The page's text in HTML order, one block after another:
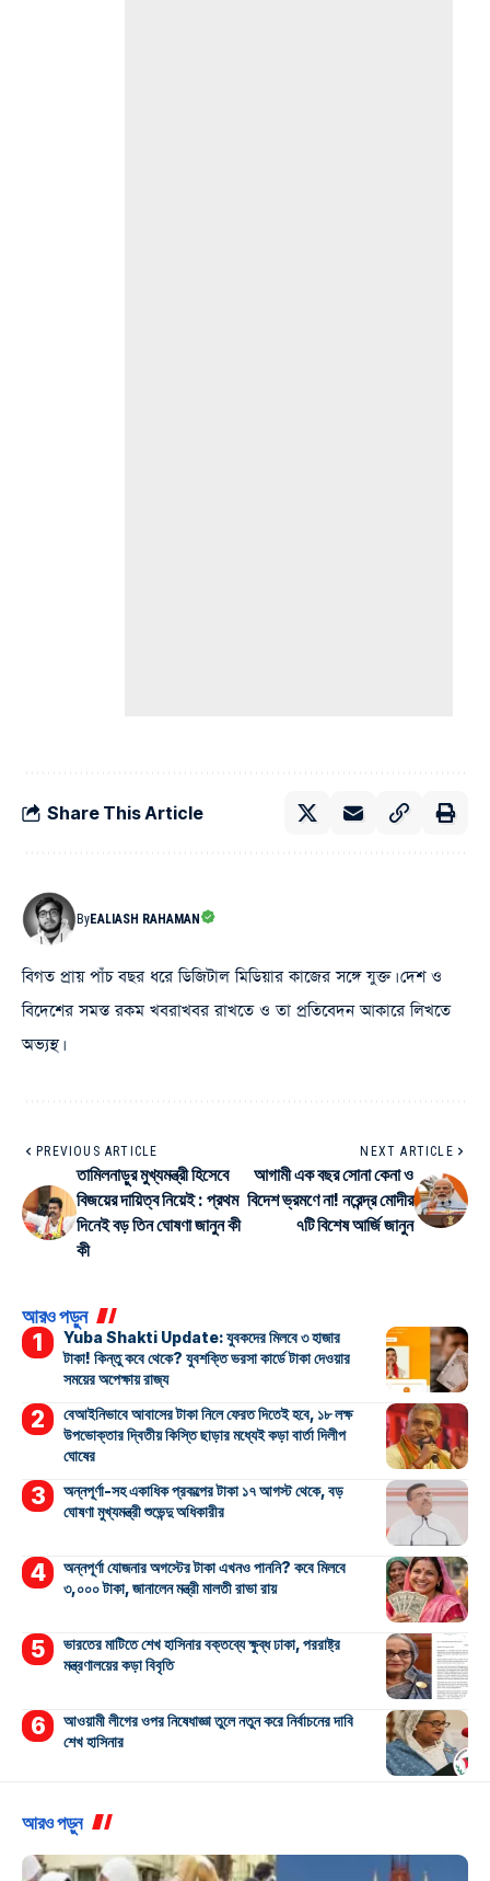
Share This Article
ByEALIASH RAHAMAN
বিগত প্রায় পাঁচ বছর ধরে ডিজিটাল মিডিয়ার কাজের সঙ্গে যুক্ত। দেশ ও
বিদেশের সমস্ত রকম খবরাখবর রাখতে ও তা প্রতিবেদন আকারে লিখতে
অভ্যস্থ।
PREVIOUS ARTICLE
তামিলনাড়ুর মুখ্যমন্ত্রী হিসেবে
বিজয়ের দায়িত্ব নিয়েই : প্রথম
দিনেই বড় তিন ঘোষণা জানুন কী
কী
NEXT ARTICLE
আগামী এক বছর সোনা কেনা ও
বিদেশ ভ্রমণে না! নরেন্দ্র মোদীর
৭টি বিশেষ আর্জি জানুন
আরও পড়ুন
Yuba Shakti Update: যুবকদের মিলবে ৩ হাজার
টাকা! কিন্তু কবে থেকে? যুবশক্তি ভরসা কার্ডে টাকা দেওয়ার
সময়ের অপেক্ষায় রাজ্য
বেআইনিভাবে আবাসের টাকা নিলে ফেরত দিতেই হবে, ১৮ লক্ষ
উপভোক্তার দ্বিতীয় কিস্তি ছাড়ার মধ্যেই কড়া বার্তা দিলীপ
ঘোষের
অন্নপূর্ণা-সহ একাধিক প্রকল্পের টাকা ১৭ আগস্ট থেকে, বড়
ঘোষণা মুখ্যমন্ত্রী শুভেন্দু অধিকারীর
অন্নপূর্ণা যোজনার অগস্টের টাকা এখনও পাননি? কবে মিলবে
৩,০০০ টাকা, জানালেন মন্ত্রী মালতী রাভা রায়
ভারতের মাটিতে শেখ হাসিনার বক্তব্যে ক্ষুব্ধ ঢাকা, পররাষ্ট্র
মন্ত্রণালয়ের কড়া বিবৃতি
আওয়ামী লীগের ওপর নিষেধাজ্ঞা তুলে নতুন করে নির্বাচনের দাবি
শেখ হাসিনার
আরও পড়ুন